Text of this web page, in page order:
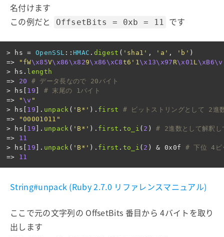
名付けます
この例だと
OffsetBits = 0xb = 11 です
> hs = OpenSSL :: HMAC . digest ( 'sha1' , 'a' , 'b' )
=>
"fW\x85V\x86\x829\x86\xC8t6'1\x13\x97 R\x01 L \xB6\v
>
hs . length
=>
20
# データ長なので 20バイト
>
hs [ 19 ]
# 末尾の 1バイト
=>
"\v "
>
hs [ 19 ]. unpack ( 'B*' ). first
# ビットストリングとして 2進
=>
"00001011"
>
hs [ 19 ]. unpack ( 'B*' ). first . to_i ( 2 )
# 2進数として解釈
=>
11
>
hs [ 19 ]. unpack ( 'B*' ). first . to_i ( 2 ) & 0x0f
# 下位 4ビ
=>
11
String#unpack (Ruby 2.7.0 リファレンスマニュアル)
ここで元の文字列の OffsetBits 番目から 4バイトを取り
出します